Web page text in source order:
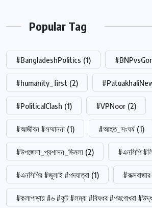
Popular Tag
#BangladeshPolitics (1)
#humanity_first (2)
#PoliticalClash (1) #VPNoor (2)
#আজীবন #সম্মাননা (1) #আহত_সংঘর্ষ (1)
#উপজেলা_প্রশাসন_ডিমলা (2) #এনসিপি
#এনসিপির #জুলাই #পদযাত্রা (1)
#কলাপাড়ায় #৬ #ফুট #লম্বা #বিষধর #পদ্মগোখরা